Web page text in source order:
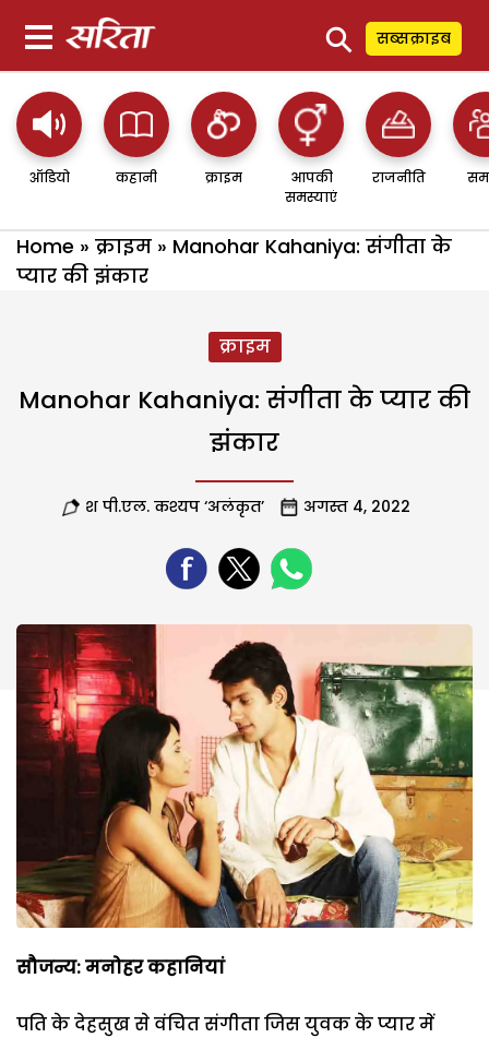
⚲ सब्सक्राइब
ऑडियो कहानी क्राइम
आपकी
समस्याएं
राजनीति
Home » क्राइम » Manohar Kahaniya: संगीता के
प्यार की झंकार
क्राइम
Manohar Kahaniya: संगीता के प्यार की
झंकार
श पी.एल. कश्यप ‘अलंकृत’ अगस्त 4, 2022
सौजन्य: मनोहर कहानियां
पति के देहसुख से वंचित संगीता जिस युवक के प्यार में